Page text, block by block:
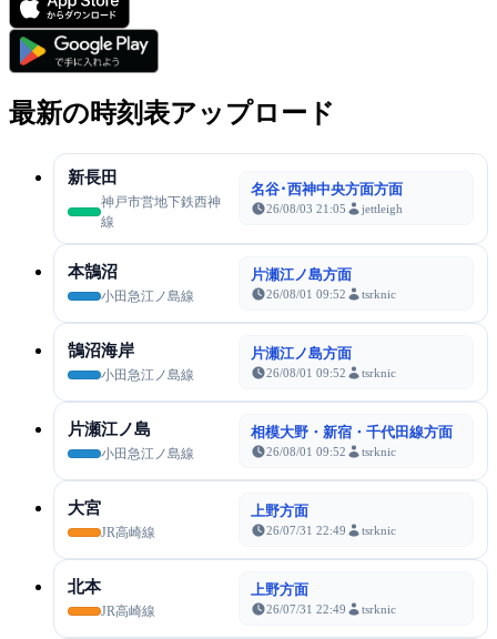
最新の時刻表アップロード
新長田
神戸市営地下鉄西神
線
名谷･西神中央方面方面
26/08/03 21:05 jettleigh
本鵠沼
小田急江ノ島線
片瀬江ノ島方面
26/08/01 09:52 tsrknic
鵠沼海岸
小田急江ノ島線
片瀬江ノ島方面
26/08/01 09:52 tsrknic
片瀬江ノ島
小田急江ノ島線
相模大野・新宿・千代田線方面
26/08/01 09:52 tsrknic
大宮
JR高崎線
上野方面
26/07/31 22:49 tsrknic
北本
JR高崎線
上野方面
26/07/31 22:49 tsrknic